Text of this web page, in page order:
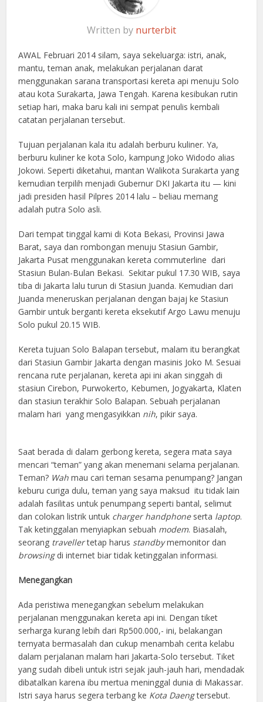
Written by nurterbit
AWAL Februari 2014 silam, saya sekeluarga: istri, anak,
mantu, teman anak, melakukan perjalanan darat
menggunakan sarana transportasi kereta api menuju Solo
atau kota Surakarta, Jawa Tengah. Karena kesibukan rutin
setiap hari, maka baru kali ini sempat penulis kembali
catatan perjalanan tersebut.
Tujuan perjalanan kala itu adalah berburu kuliner. Ya,
berburu kuliner ke kota Solo, kampung Joko Widodo alias
Jokowi. Seperti diketahui, mantan Walikota Surakarta yang
kemudian terpilih menjadi Gubernur DKI Jakarta itu — kini
jadi presiden hasil Pilpres 2014 lalu – beliau memang
adalah putra Solo asli.
Dari tempat tinggal kami di Kota Bekasi, Provinsi Jawa
Barat, saya dan rombongan menuju Stasiun Gambir,
Jakarta Pusat menggunakan kereta commuterline dari
Stasiun Bulan-Bulan Bekasi. Sekitar pukul 17.30 WIB, saya
tiba di Jakarta lalu turun di Stasiun Juanda. Kemudian dari
Juanda meneruskan perjalanan dengan bajaj ke Stasiun
Gambir untuk berganti kereta eksekutif Argo Lawu menuju
Solo pukul 20.15 WIB.
Kereta tujuan Solo Balapan tersebut, malam itu berangkat
dari Stasiun Gambir Jakarta dengan masinis Joko M. Sesuai
rencana rute perjalanan, kereta api ini akan singgah di
stasiun Cirebon, Purwokerto, Kebumen, Jogyakarta, Klaten
dan stasiun terakhir Solo Balapan. Sebuah perjalanan
malam hari yang mengasyikkan nih, pikir saya.
Saat berada di dalam gerbong kereta, segera mata saya
mencari “teman” yang akan menemani selama perjalanan.
Teman? Wah mau cari teman sesama penumpang? Jangan
keburu curiga dulu, teman yang saya maksud itu tidak lain
adalah fasilitas untuk penumpang seperti bantal, selimut
dan colokan listrik untuk charger handphoneserta laptop.
Tak ketinggalan menyiapkan sebuah modem. Biasalah,
seorang travellertetap harus standbymemonitor dan
browsingdi internet biar tidak ketinggalan informasi.
Menegangkan
Ada peristiwa menegangkan sebelum melakukan
perjalanan menggunakan kereta api ini. Dengan tiket
serharga kurang lebih dari Rp500.000,- ini, belakangan
ternyata bermasalah dan cukup menambah cerita kelabu
dalam perjalanan malam hari Jakarta-Solo tersebut. Tiket
yang sudah dibeli untuk istri sejak jauh-jauh hari, mendadak
dibatalkan karena ibu mertua meninggal dunia di Makassar.
Istri saya harus segera terbang ke Kota Daengtersebut.